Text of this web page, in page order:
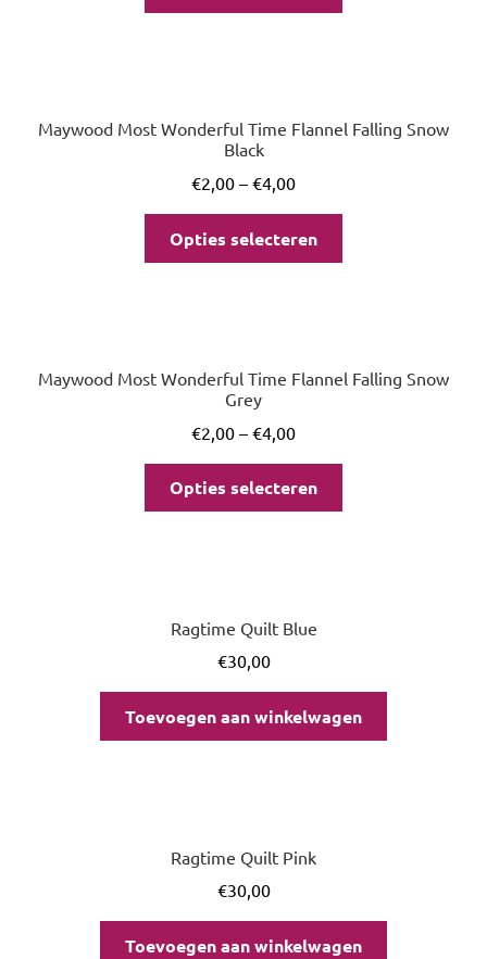
Maywood Most Wonderful Time Flannel Falling Snow
Black
€2,00 – €4,00
Opties selecteren
Maywood Most Wonderful Time Flannel Falling Snow
Grey
€2,00 – €4,00
Opties selecteren
Ragtime Quilt Blue
€30,00
Toevoegen aan winkelwagen
Ragtime Quilt Pink
€30,00
Toevoegen aan winkelwagen